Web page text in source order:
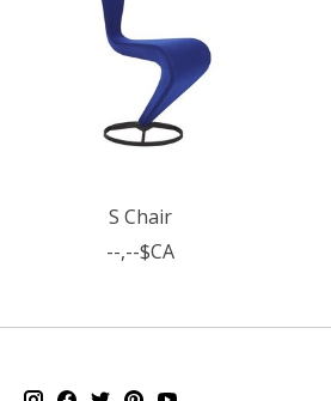
S Chair
--,--$CA